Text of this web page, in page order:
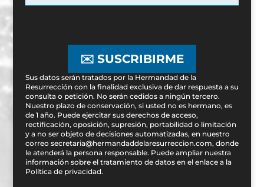
✉️ SUSCRIBIRME
Sus datos serán tratados por la Hermandad de la
Resurrección con la finalidad exclusiva de dar respuesta a su
consulta o petición. No serán cedidos a ningún tercero.
Nuestro plazo de conservación, si usted no es hermano, es
de 1 año. Puede ejercitar sus derechos de acceso,
rectificación, oposición, supresión, portabilidad o limitación
y a no ser objeto de decisiones automatizadas, en nuestro
correo secretaria@hermandaddelaresurreccion.com, donde
le atenderá la persona responsable. Puede ampliar nuestra
información sobre el tratamiento de datos en el enlace a la
Política de privacidad.